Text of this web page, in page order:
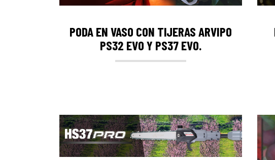
PODA EN VASO CON TIJERAS ARVIPO
PS32 EVO Y PS37 EVO.